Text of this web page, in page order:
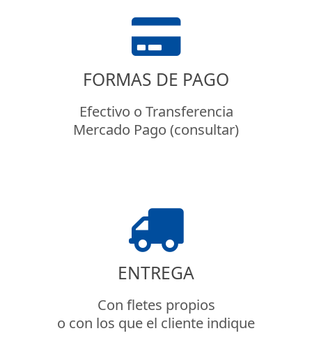
FORMAS DE PAGO
Efectivo o Transferencia
Mercado Pago (consultar)
ENTREGA
Con fletes propios
o con los que el cliente indique